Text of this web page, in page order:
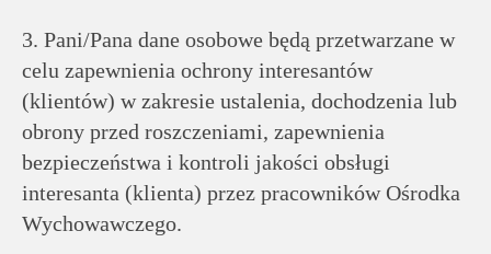
3. Pani/Pana dane osobowe będą przetwarzane w
celu zapewnienia ochrony interesantów
(klientów) w zakresie ustalenia, dochodzenia lub
obrony przed roszczeniami, zapewnienia
bezpieczeństwa i kontroli jakości obsługi
interesanta (klienta) przez pracowników Ośrodka
Wychowawczego.